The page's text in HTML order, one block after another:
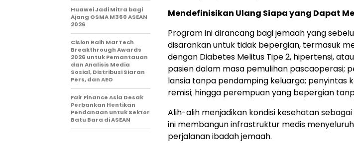
Mendefinisikan Ulang Siapa yang Dapat
Program ini dirancang bagi jemaah yang
disarankan untuk tidak bepergian, termasuk
dengan Diabetes Melitus Tipe 2, hipertensi,
pasien dalam masa pemulihan pascaoperasi;
lansia tanpa pendamping keluarga; penyintas
remisi; hingga perempuan yang bepergian
Alih-alih menjadikan kondisi kesehatan
ini membangun infrastruktur medis
perjalanan ibadah jemaah.
Huawei Jadi Mitra bagi
Ajang GSMA M360 ASEAN
2026
Cision Raih MarTech
Breakthrough Awards
2026 untuk Pemantauan
dan Analisis Media
Sosial, Distribusi Siaran
Pers, dan AEO
Fair Finance Asia Desak
Perbankan Hentikan
Pendanaan untuk Sektor
Batu Bara di ASEAN